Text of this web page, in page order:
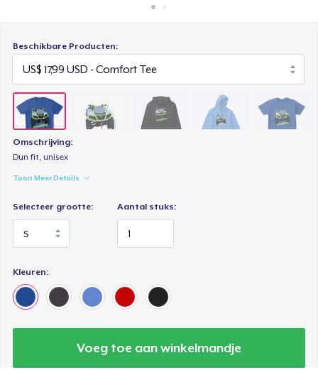
Beschikbare Producten:
Omschrijving:
Dun fit, unisex
Toon Meer Details
Selecteer grootte: Aantal stuks:
Kleuren:
Voeg toe aan winkelmandje
US$ 16,99
Classic Long Sleeve Tee